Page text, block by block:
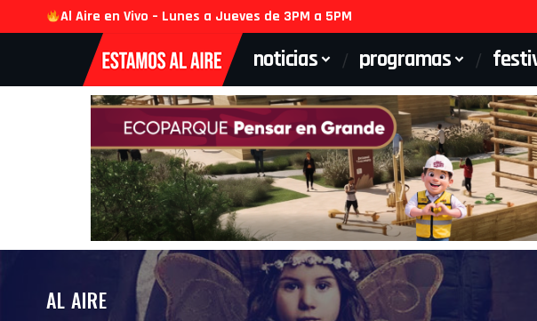
Al Aire en Vivo – Lunes a Jueves de 3PM a 5PM
noticias programas
AL AIRE